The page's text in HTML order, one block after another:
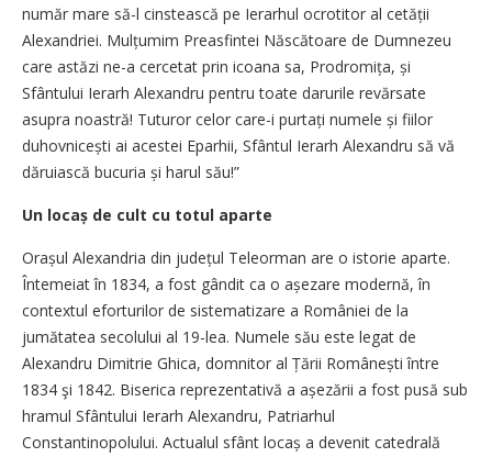
număr mare să-l cinstească pe Ierarhul ocrotitor al cetății
Alexandriei. Mulțumim Preasfintei Născătoare de Dumnezeu
care astăzi ne-a cercetat prin icoana sa, Prodromița, și
Sfântului Ierarh Alexandru pentru toate darurile revărsate
asupra noastră! Tuturor celor care-i purtați numele și fiilor
duhovnicești ai acestei Eparhii, Sfântul Ierarh Alexandru să vă
dăruiască bucuria și harul său!”
Un locaș de cult cu totul aparte
Orașul Alexandria din județul Teleorman are o istorie aparte.
Întemeiat în 1834, a fost gândit ca o așezare modernă, în
contextul eforturilor de sistematizare a României de la
jumătatea secolului al 19-lea. Numele său este legat de
Alexandru Dimitrie Ghica, domnitor al Țării Românești între
1834 şi 1842. Biserica reprezentativă a așezării a fost pusă sub
hramul Sfântului Ierarh Alexandru, Patriarhul
Constantinopolului. Actualul sfânt locaș a devenit catedrală